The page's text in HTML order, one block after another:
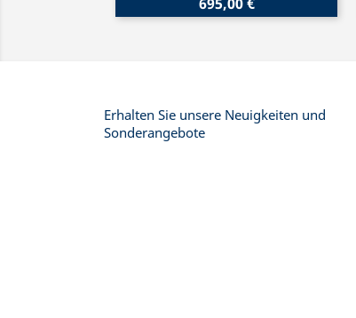
Erhalten Sie unsere Neuigkeiten und
Sonderangebote